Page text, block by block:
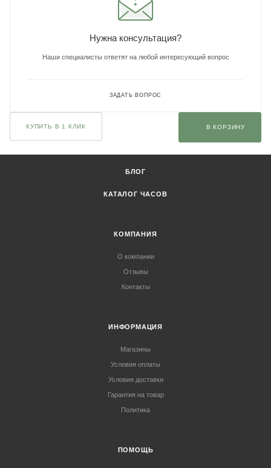
Нужна консультация?
Наши специалисты ответят на любой интересующий вопрос
ЗАДАТЬ ВОПРОС
КУПИТЬ В 1 КЛИК В КОРЗИНУ
БЛОГ
КАТАЛОГ ЧАСОВ
КОМПАНИЯ
О компании
Отзывы
Контакты
ИНФОРМАЦИЯ
Магазины
Условия оплаты
Условия доставки
Гарантия на товар
Политика
ПОМОЩЬ